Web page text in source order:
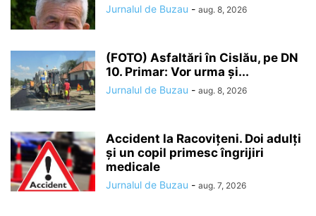
Jurnalul de Buzau - aug. 8, 2026
(FOTO) Asfaltări în Cislău, pe DN
10. Primar: Vor urma și...
Jurnalul de Buzau - aug. 8, 2026
Accident la Racovițeni. Doi adulți
și un copil primesc îngrijiri
medicale
Jurnalul de Buzau - aug. 7, 2026